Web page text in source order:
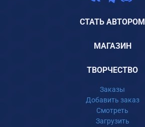
СТАТЬ АВТОРОМ
МАГАЗИН
ТВОРЧЕСТВО
Заказы
Добавить заказ
Смотреть
Загрузить